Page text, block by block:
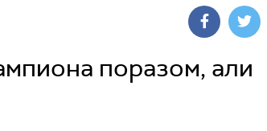
поразом, али